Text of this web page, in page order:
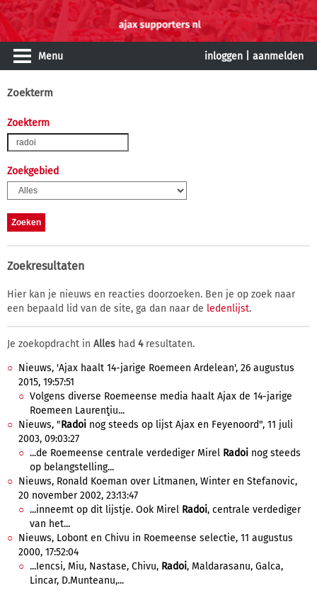
Menu inloggen aanmelden
Zoekterm
Zoekterm
Zoekgebied
Zoekresultaten
Hier kan je nieuws en reacties doorzoeken. Ben je op zoek naar
een bepaald lid van de site, ga dan naar de ledenlijst.
Je zoekopdracht in Alles had 4resultaten.
Nieuws, 'Ajax haalt 14-jarige Roemeen Ardelean', 26 augustus
2015, 19:57:51
Volgens diverse Roemeense media haalt Ajax de 14-jarige
Roemeen Laurenţiu...
Nieuws, "Radoi nog steeds op lijst Ajax en Feyenoord", 11 juli
2003, 09:03:27
...de Roemeense centrale verdediger Mirel Radoi nog steeds
op belangstelling...
Nieuws, Ronald Koeman over Litmanen, Winter en Stefanovic,
20 november 2002, 23:13:47
...inneemt op dit lijstje. Ook Mirel Radoi, centrale verdediger
van het...
Nieuws, Lobont en Chivu in Roemeense selectie, 11 augustus
2000, 17:52:04
...Iencsi, Miu, Nastase, Chivu, Radoi, Maldarasanu, Galca,
Lincar, D.Munteanu,...